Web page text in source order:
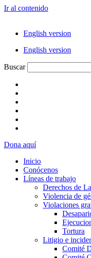
Ir al contenido
English version
English version
Buscar
Dona aquí
Inicio
Conócenos
Líneas de trabajo
Derechos de
Violencia de
Violaciones
Tortura
Litigio e
Comité